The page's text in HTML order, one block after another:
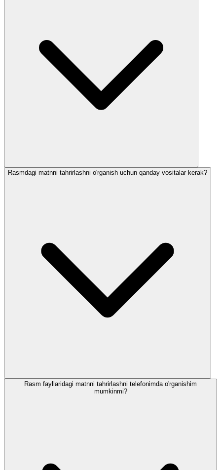
Rasmdagi matnni tahrirlashni o'rganish uchun qanday vositalar kerak?
Rasm fayllaridagi matnni tahrirlashni telefonimda o'rganishim
mumkinmi?